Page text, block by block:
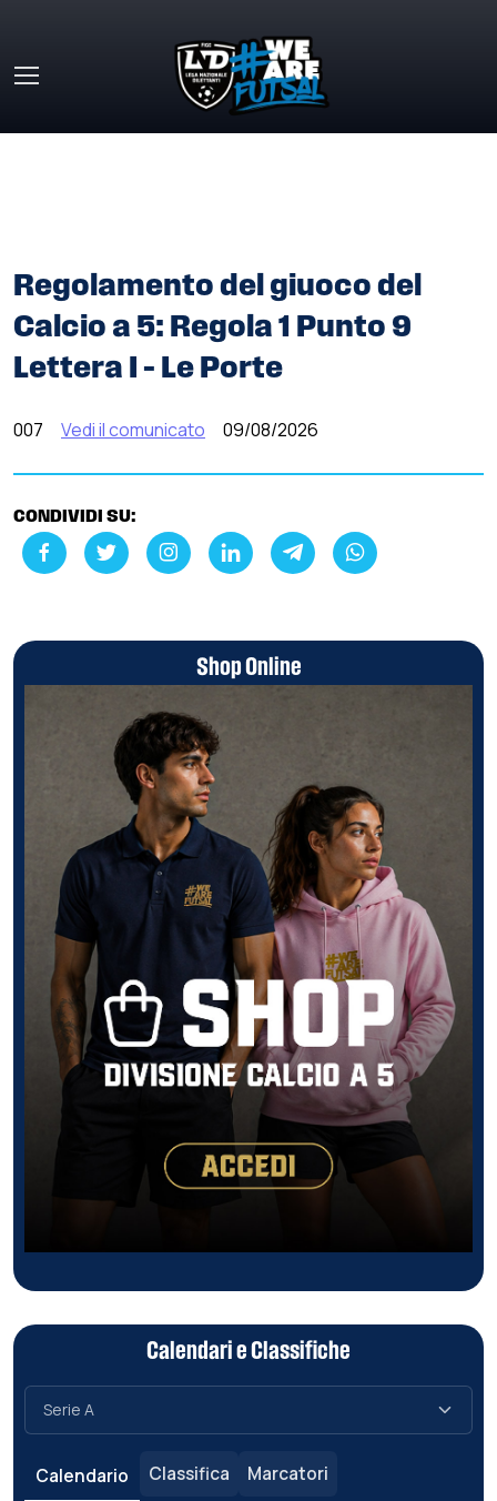
Regolamento del giuoco del
Calcio a 5: Regola 1 Punto 9
Lettera I – Le Porte
007 Vedi il comunicato 09/08/2026
CONDIVIDI SU:
Shop Online
Calendari e Classifiche
Calendario Classifica Marcatori